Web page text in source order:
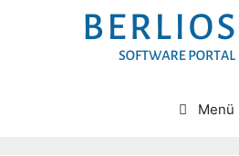
Menü